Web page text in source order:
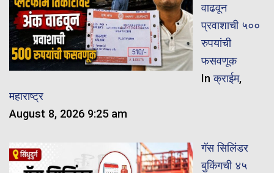
वाढवून
प्रवाशाची ५००
रुपयांची
फसवणूक
Inक्राईम,
महाराष्ट्र
August 8, 2026 9:25 am
गॅस सिलिंडर
बुकिंगची ४५